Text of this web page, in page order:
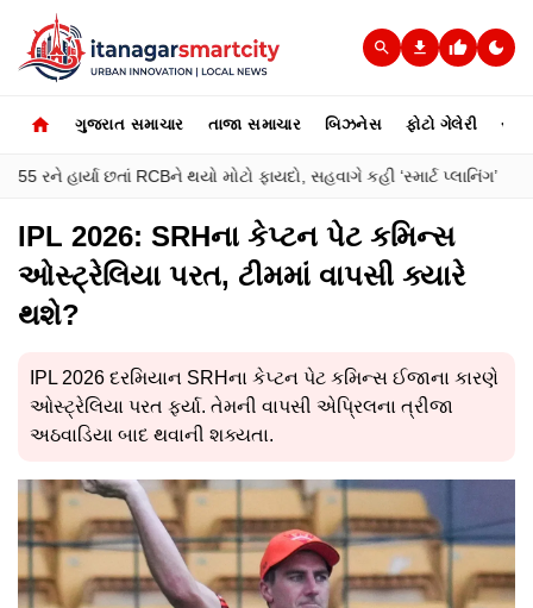
ગુજરાત સમાચાર તાજા સમાચાર બિઝનેસ ફોટો ગેલેરી
રને હાર્યા છતાં RCBને થયો મોટો ફાયદો, સહવાગે કહી ‘સ્માર્ટ પ્લાનિંગ’
IPL 2026: SRHના કેપ્ટન પેટ કમિન્સ
ઓસ્ટ્રેલિયા પરત, ટીમમાં વાપસી ક્યારે
થશે?
IPL 2026 દરમિયાન SRHના કેપ્ટન પેટ કમિન્સ ઈજાના કારણે
ઓસ્ટ્રેલિયા પરત ફર્યા. તેમની વાપસી એપ્રિલના ત્રીજા
અઠવાડિયા બાદ થવાની શક્યતા.